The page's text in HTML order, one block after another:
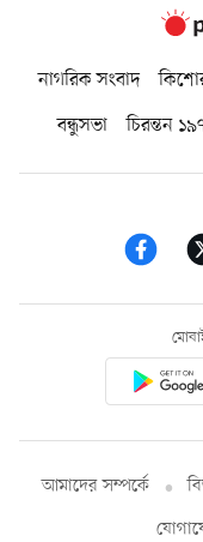
নাগরিক সংবাদ
বন্ধুসভা
চিরন্তন
আমাদের সম্পর্কে